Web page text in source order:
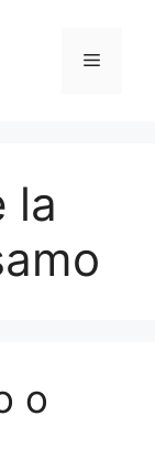
la
o